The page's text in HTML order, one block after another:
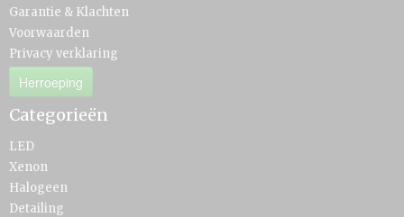
Garantie & Klachten
Voorwaarden
Privacy verklaring
Herroeping
Categorieën
LED
Xenon
Halogeen
Detailing